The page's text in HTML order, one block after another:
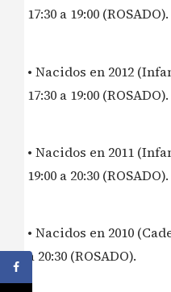
17:30 a 19:00 (ROSADO).
• Nacidos en 2012
17:30 a 19:00 (ROSADO).
• Nacidos en 2011
19:00 a 20:30 (ROSADO).
• Nacidos en 2010
a 20:30 (ROSADO).